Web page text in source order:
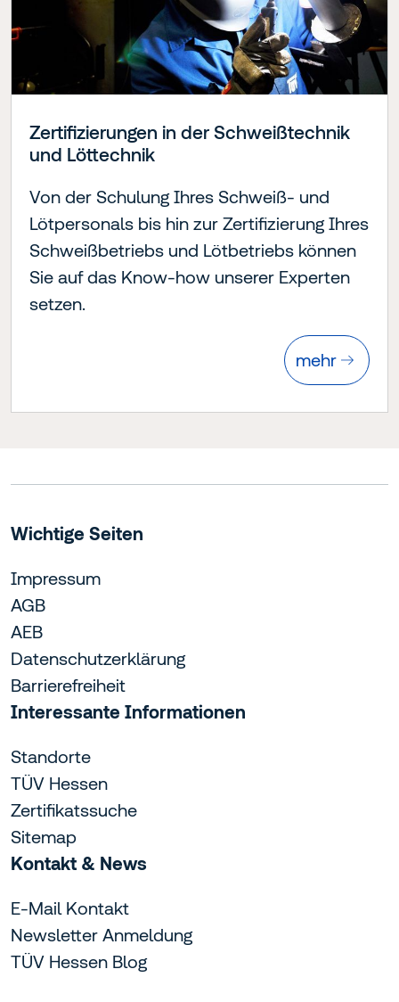
Zertifizierungen in der Schweißtechnik
und Löttechnik
Von der Schulung Ihres Schweiß- und
Lötpersonals bis hin zur Zertifizierung Ihres
Schweißbetriebs und Lötbetriebs können
Sie auf das Know-how unserer Experten
setzen.
mehr
Wichtige Seiten
Impressum
AGB
AEB
Datenschutzerklärung
Barrierefreiheit
Interessante Informationen
Standorte
TÜV Hessen
Zertifikatssuche
Sitemap
Kontakt & News
E-Mail Kontakt
Newsletter Anmeldung
TÜV Hessen Blog